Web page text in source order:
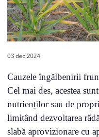
03 dec 2024
Cauzele îngălbenirii
Cel mai des, acestea
nutrienților sau de
limitând dezvoltarea
slabă aprovizionare cu